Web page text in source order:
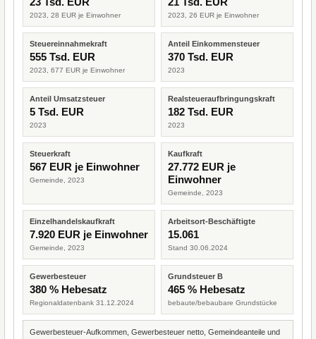
2023, 28 EUR je Einwohner 2023, 26 EUR je Einwohner
Steuereinnahmekraft
555 Tsd. EUR
2023, 677 EUR je Einwohner
Anteil Einkommensteuer
370 Tsd. EUR
2023
Anteil Umsatzsteuer
5 Tsd. EUR
2023
Realsteueraufbringungskraft
182 Tsd. EUR
2023
Steuerkraft
567 EUR je Einwohner
Gemeinde, 2023
Kaufkraft
27.772 EUR je
Einwohner
Gemeinde, 2023
Einzelhandelskaufkraft
7.920 EUR je Einwohner
Gemeinde, 2023
Arbeitsort-Beschäftigte
15.061
Stand 30.06.2024
Gewerbesteuer
380 % Hebesatz
Regionaldatenbank 31.12.2024
Grundsteuer B
465 % Hebesatz
bebaute/bebaubare Grundstücke
Gewerbesteuer-Aufkommen, Gewerbesteuer netto, Gemeindeanteile und